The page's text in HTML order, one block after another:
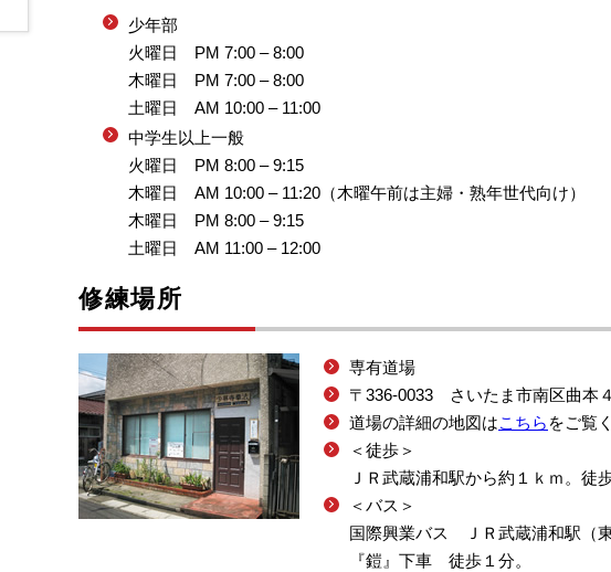
少年部
火曜日 PM 7:00 – 8:00
木曜日 PM 7:00 – 8:00
土曜日 AM 10:00 – 11:00
中学生以上一般
火曜日 PM 8:00 – 9:15
木曜日 AM 10:00 – 11:20（木曜午前は主婦・熟年世代向け）
木曜日 PM 8:00 – 9:15
土曜日 AM 11:00 – 12:00
修練場所
専有道場
〒336-0033 さいたま市南区曲本
道場の詳細の地図はこちら をご覧
＜徒歩＞
ＪＲ武蔵浦和駅から約１ｋｍ。徒
＜バス＞
国際興業バス ＪＲ武蔵浦和駅（
『鎧』下車 徒歩１分。